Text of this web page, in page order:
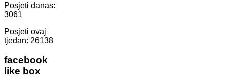
Posjeti danas:
3061
Posjeti ovaj
tjedan: 26138
facebook
like box